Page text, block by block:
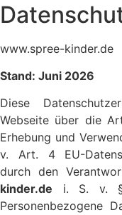
www.spree-kinder.de
Stand: Juni 2026
Diese
Webseite über die
Erhebung und
v. Art. 4 EU-
durch den
kinder.de i. S. v. §
Personenbezogene